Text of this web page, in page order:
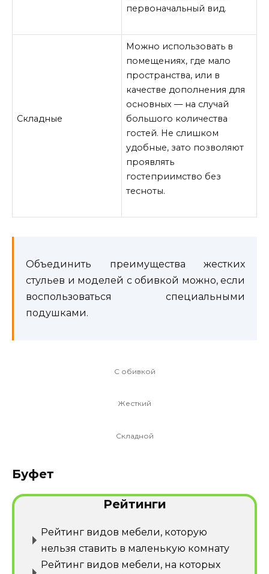
первоначальный вид.
Складные
Можно использовать в
помещениях, где мало
пространства, или в
качестве дополнения для
основных — на случай
большого количества
гостей. Не слишком
удобные, зато позволяют
проявлять
гостеприимство без
тесноты.
Объединить преимущества жестких
стульев и моделей с обивкой можно, если
воспользоваться специальными
подушками.
С обивкой
Жесткий
Складной
Буфет
Рейтинги
Рейтинг видов мебели, которую
нельзя ставить в маленькую комнату
Рейтинг видов мебели, на которых